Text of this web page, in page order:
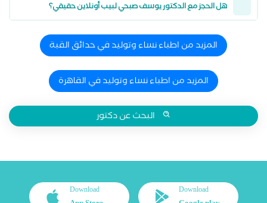
هل الحجز مع الدكتور يوسف صبحي لبيب أونلاين حقيقي؟
المزيد من اطباء نساء وتوليد في حدائق القبة
المزيد من اطباء نساء وتوليد في القاهرة
البحث عن دكتور
Download
Download